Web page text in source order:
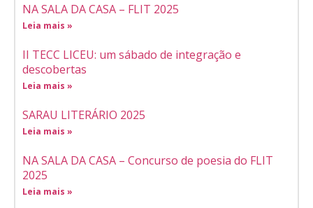
NA SALA DA CASA – FLIT 2025
Leia mais »
II TECC LICEU: um sábado de integração e
descobertas
Leia mais »
SARAU LITERÁRIO 2025
Leia mais »
NA SALA DA CASA – Concurso de poesia do FLIT
2025
Leia mais »